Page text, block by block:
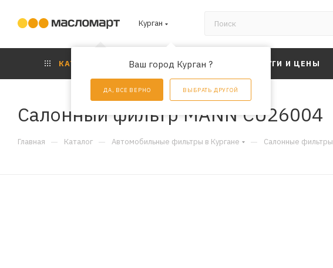
Курган
Ваш город Курган ?
ДА, ВСЕ ВЕРНО ВЫБРАТЬ ДРУГОЙ
КАТАЛОГ АКЦИИ УСЛУГИ И ЦЕНЫ
Салонный фильтр MANN CU26004
Главная — Каталог — Автомобильные фильтры в Кургане — Салонные фильтры